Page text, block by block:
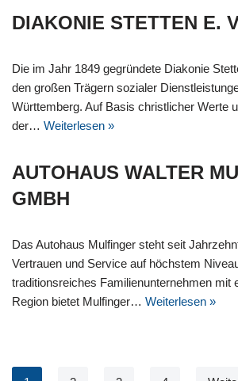
DIAKONIE STETTEN E.
Die im Jahr 1849 gegründete Diakonie
den großen Trägern sozialer
Württemberg. Auf Basis christlicher Werte
der… Weiterlesen »
AUTOHAUS WALTER
GMBH
Das Autohaus Mulfinger steht seit
Vertrauen und Service auf höchstem
traditionsreiches Familienunternehmen mit
Region bietet Mulfinger… Weiterlesen »